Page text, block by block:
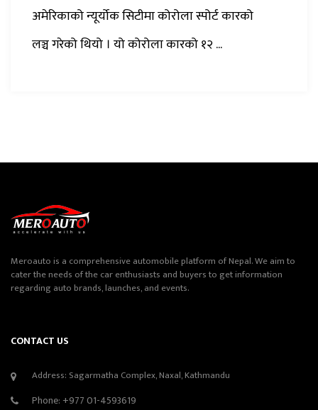
अमेरिकाको न्यूर्योक सिटीमा कोरोला स्पोर्ट कारको
लञ्च गरेको थियो । यो कोरोला कारको १२ ...
Meroauto is a comprehensive automobile platform of Nepal. We aim to
cater the needs of the car enthusiasts and buyers to get information
regarding auto brands, launches, and events.
CONTACT US
Address: Sagarmatha Complex, Naxal, Kathmandu
Phone: +977 01-4593619